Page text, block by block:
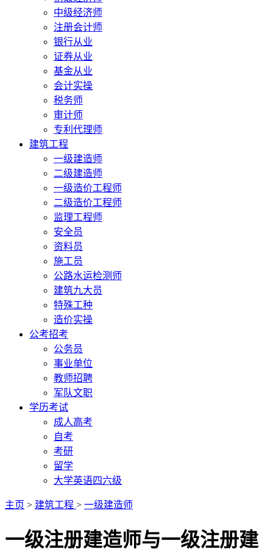
中级经济师
注册会计师
银行从业
证券从业
基金从业
会计实操
税务师
审计师
专利代理师
建筑工程
一级建造师
二级建造师
一级造价工程师
二级造价工程师
监理工程师
安全员
资料员
施工员
公路水运检测师
建筑九大员
特殊工种
造价实操
公考招考
公务员
事业单位
教师招聘
军队文职
学历考试
成人高考
自考
考研
留学
大学英语四六级
主页 > 建筑工程 > 一级建造师
一级注册建造师与一级注册建